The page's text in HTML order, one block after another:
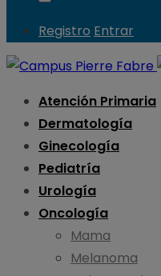
Registro Entrar
Atención Primaria
Dermatología
Ginecología
Pediatría
Urología
Oncología
Mama
Melanoma